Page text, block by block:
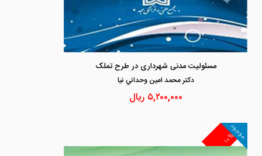
مسئولیت مدنی شهرداری در طرح تملک
دكتر محمد امين وحداني نيا
۵,۲۰۰,۰۰۰ ریال
۱۰%
موجود